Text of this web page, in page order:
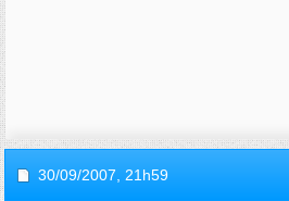
30/09/2007, 21h59